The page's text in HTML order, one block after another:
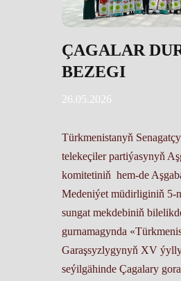
ÇAGALAR
BEZEGI
26.05.2026
Türkmenistanyň
telekeçiler partiýasynyň
komitetiniň hem-de
Medeniýet müdirliginiň 5-
sungat mekdebiniň
gurnamagynda
Garaşsyzlygynyň XV
seýilgähinde Çagalary